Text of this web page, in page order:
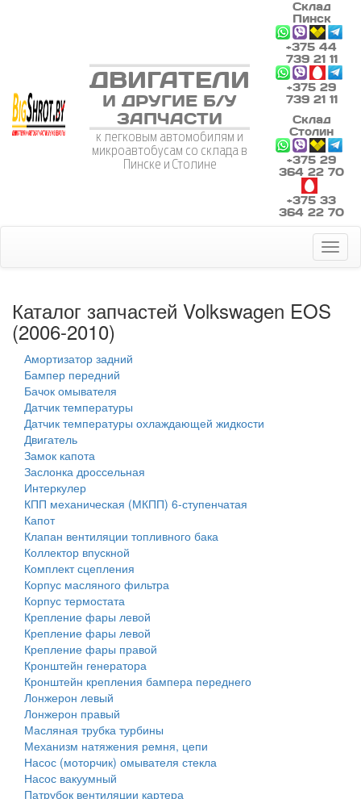
ДВИГАТЕЛИ
И ДРУГИЕ Б/У
ЗАПЧАСТИ
к легковым автомобилям и
микроавтобусам со склада в
Пинске и Столине
Склад
Пинск
+375 44
739 21 11
+375 29
739 21 11
Склад
Столин
+375 29
364 22 70
+375 33
364 22 70
Каталог запчастей Volkswagen EOS
(2006-2010)
Амортизатор задний
Бампер передний
Бачок омывателя
Датчик температуры
Датчик температуры охлаждающей жидкости
Двигатель
Замок капота
Заслонка дроссельная
Интеркулер
КПП механическая (МКПП) 6-ступенчатая
Капот
Клапан вентиляции топливного бака
Коллектор впускной
Комплект сцепления
Корпус масляного фильтра
Корпус термостата
Крепление фары левой
Крепление фары левой
Крепление фары правой
Кронштейн генератора
Кронштейн крепления бампера переднего
Лонжерон левый
Лонжерон правый
Масляная трубка турбины
Механизм натяжения ремня, цепи
Насос (моторчик) омывателя стекла
Насос вакуумный
Патрубок вентиляции картера